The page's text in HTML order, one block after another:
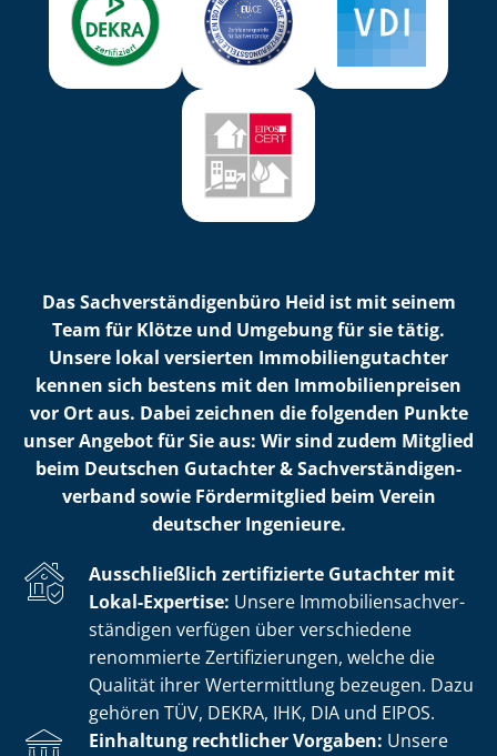
Das Sach­ver­stän­di­gen­bü­ro Heid ist mit seinem
Team für Klötze und Umgebung für sie tätig.
Unsere lokal versierten Im­mo­bi­li­en­gut­ach­ter
kennen sich bestens mit den Im­mo­bi­li­en­prei­sen
vor Ort aus. Dabei zeichnen die folgenden Punkte
unser Angebot für Sie aus: Wir sind zudem Mitglied
beim Deutschen Gutachter & Sach­ver­stän­di­gen­
ver­band sowie Fördermitglied beim Verein
deutscher Ingenieure.
Ausschließlich zertifizierte Gutachter mit
Lokal-Expertise: Unsere Im­mo­bi­li­en­sach­ver­
stän­di­gen verfügen über verschiedene
renommierte Zer­ti­fi­zie­run­gen, welche die
Qualität ihrer Wertermittlung bezeugen. Dazu
gehören TÜV, DEKRA, IHK, DIA und EIPOS.
Einhaltung rechtlicher Vorgaben: Unsere